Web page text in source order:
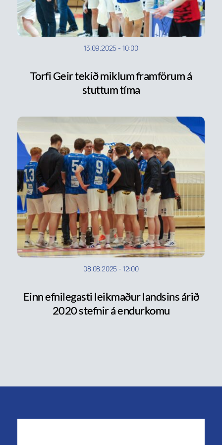
13.09.2025 - 10:00
Torfi Geir tekið miklum framförum á
stuttum tíma
08.08.2025 - 12:00
Einn efnilegasti leikmaður landsins árið
2020 stefnir á endurkomu